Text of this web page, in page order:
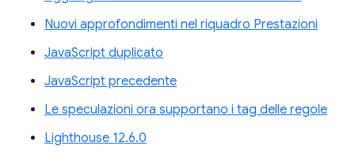
Nuovi approfondimenti nel riquadro Prestazioni
JavaScript duplicato
JavaScript precedente
Le speculazioni ora supportano i tag delle regole
Lighthouse 12.6.0